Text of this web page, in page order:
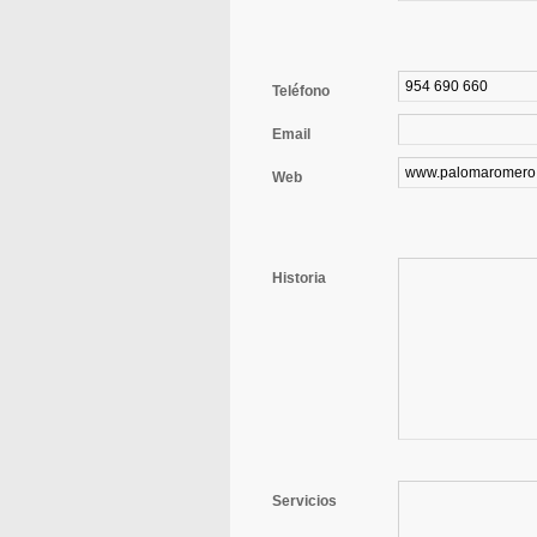
Teléfono
Email
Web
Historia
Servicios